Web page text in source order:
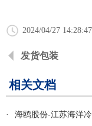
2024/04/27 14:28:47
发货包装
相关文档
·
海鸥股份-江苏海洋